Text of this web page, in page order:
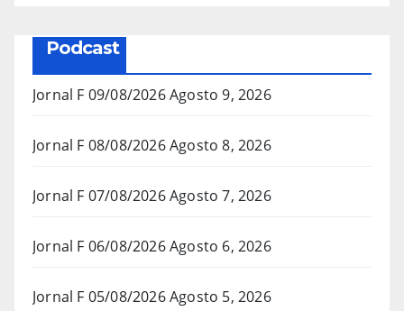
Podcast
Jornal F 09/08/2026Agosto 9, 2026
Jornal F 08/08/2026Agosto 8, 2026
Jornal F 07/08/2026Agosto 7, 2026
Jornal F 06/08/2026Agosto 6, 2026
Jornal F 05/08/2026Agosto 5, 2026